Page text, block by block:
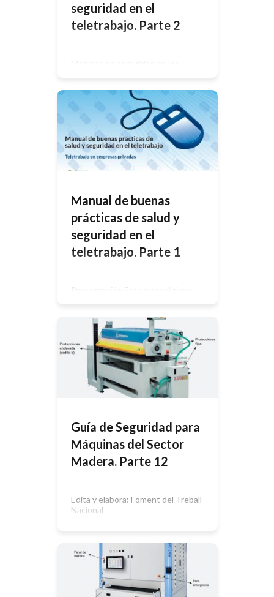
seguridad en el
teletrabajo. Parte 2
causas de caídas durante los
trabajos de carácter administrativo, a
veces incluso durante el movimiento
o transporte de cargas. También se
producen cortes y pinchazos en la
manipulación del pequeño material
de oficina: tijeras, abrecartas,
trinchetas, etc., así como golpes
Manual de buenas
prácticas de salud y
seguridad en el
teletrabajo. Parte 1
Seguimiento y Promoción del
Teletrabajo en Empresas Privadas
(PROPET)1 las medidas destinadas a
evitar las enfermedades
profesionales y accidentes de
trabajo, de acuerdo a las
características y riesgos de las
tareas a realizar. El mismo contiene
Guía de Seguridad para
Máquinas del Sector
Madera. Parte 12
Edita y elabora: Foment del Treball
Nacional
Prevención de Riesgos
LaboralesCon la colaboración de:
Institut d’Estudis de la Seguretat
(IDES)Con la participación: Gremi
Fusta i Moble de
CatalunyaAutores: Bernardo